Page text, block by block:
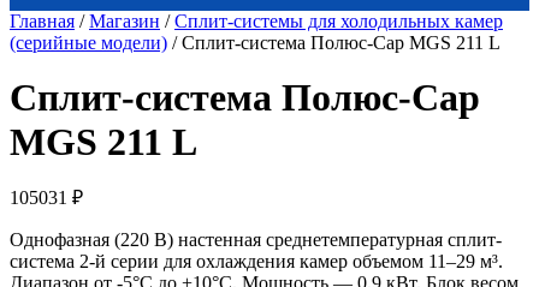
Главная /Магазин /Сплит-системы для холодильных камер
(серийные модели) / Сплит-система Полюс-Сар MGS 211 L
Сплит-система Полюс-Сар
MGS 211 L
105031 ₽
Однофазная (220 В) настенная среднетемпературная сплит-
система 2-й серии для охлаждения камер объемом 11–29 м³.